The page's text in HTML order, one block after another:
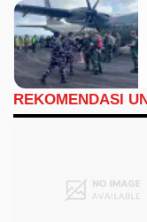
REKOMENDASI